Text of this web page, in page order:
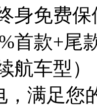
身免费
首款+尾
航车型
，满足您